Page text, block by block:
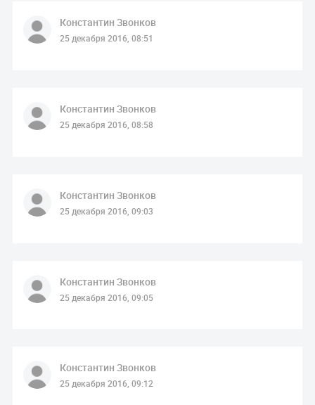
Константин Звонков
25 декабря 2016, 08:51
Константин Звонков
25 декабря 2016, 08:58
Константин Звонков
25 декабря 2016, 09:03
Константин Звонков
25 декабря 2016, 09:05
Константин Звонков
25 декабря 2016, 09:12